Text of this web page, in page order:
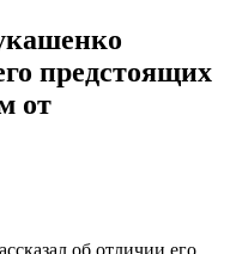
предстоящих
от